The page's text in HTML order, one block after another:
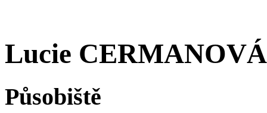
Lucie CERMANOVÁ
Působiště